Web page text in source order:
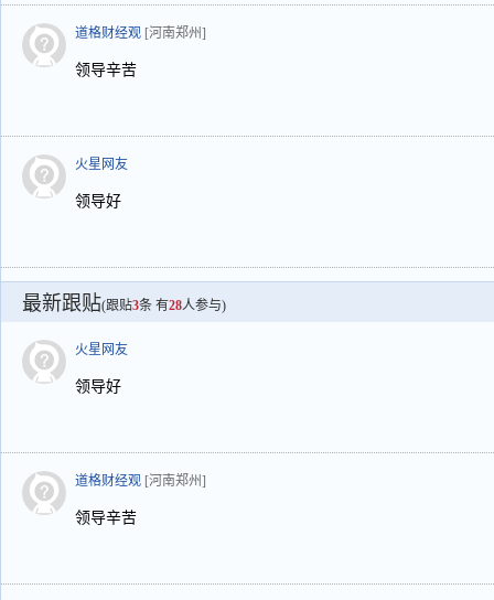
道格财经观 [河南郑州]
领导辛苦
火星网友
领导好
最新跟贴(跟贴3条 有28人参与)
火星网友
领导好
道格财经观 [河南郑州]
领导辛苦